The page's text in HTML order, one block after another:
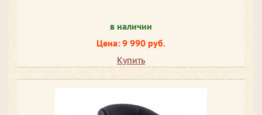
в наличии
Цена: 9 990 руб.
Купить